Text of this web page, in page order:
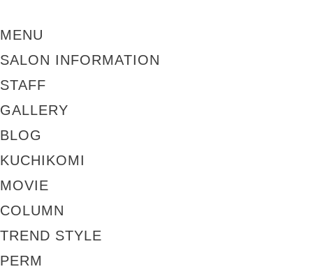
MENU
SALON INFORMATION
STAFF
GALLERY
BLOG
KUCHIKOMI
MOVIE
COLUMN
TREND STYLE
PERM